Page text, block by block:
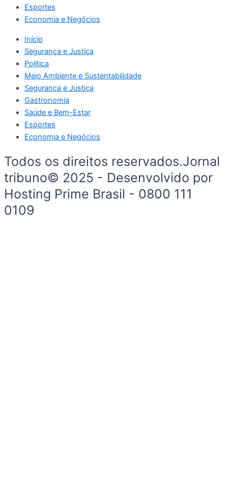
Esportes
Economia e Negócios
Início
Segurança e Justiça
Política
Meio Ambiente e Sustentabilidade
Segurança e Justiça
Gastronomia
Saúde e Bem-Estar
Esportes
Economia e Negócios
Todos os direitos reservados.Jornal
tribuno© 2025 - Desenvolvido por
Hosting Prime Brasil - 0800 111
0109